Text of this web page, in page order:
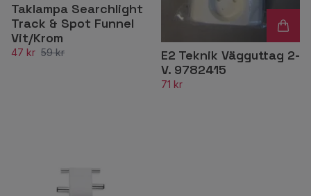
Taklampa Searchlight
Track & Spot Funnel
Vit/Krom
47 kr 59 kr
E2 Teknik Vägguttag 2-
V. 9782415
71 kr